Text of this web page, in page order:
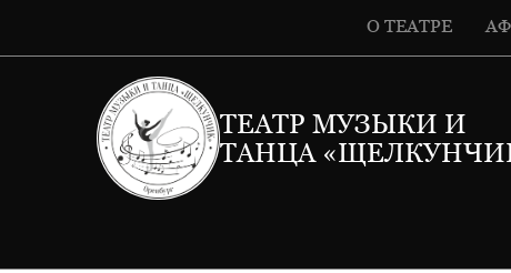
О ТЕАТРЕ
ТЕАТР МУЗЫКИ И
ТАНЦА